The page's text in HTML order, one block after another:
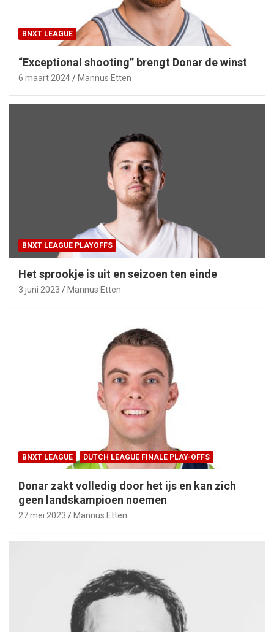
BNXT LEAGUE
“Exceptional shooting” brengt Donar de winst
6 maart 2024 Mannus Etten
BNXT LEAGUE PLAYOFFS
Het sprookje is uit en seizoen ten einde
3 juni 2023 Mannus Etten
BNXT LEAGUE DUTCH LEAGUE FINALE PLAY-OFFS
Donar zakt volledig door het ijs en kan zich
geen landskampioen noemen
27 mei 2023 Mannus Etten